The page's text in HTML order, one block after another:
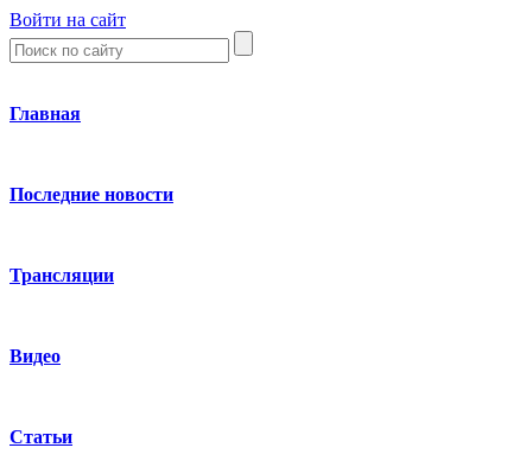
Войти на сайт
Главная
Последние новости
Трансляции
Видео
Статьи